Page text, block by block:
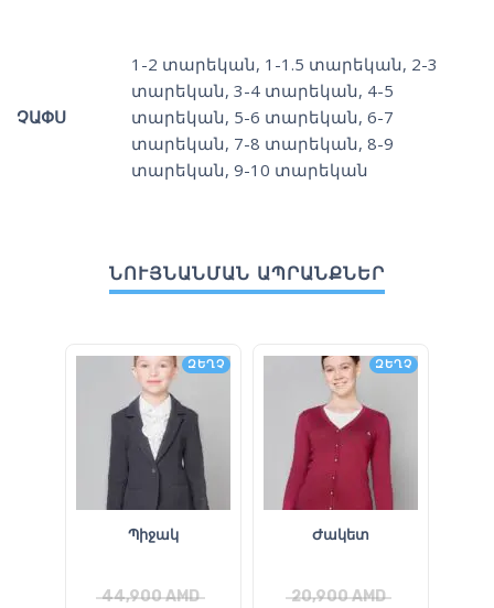
ՉԱՓՍ
1-2 տարեկան, 1-1.5 տարեկան, 2-3
տարեկան, 3-4 տարեկան, 4-5
տարեկան, 5-6 տարեկան, 6-7
տարեկան, 7-8 տարեկան, 8-9
տարեկան, 9-10 տարեկան
ՆՈՒՅՆԱՆՄԱՆ ԱՊՐԱՆՔՆԵՐ
ԶԵՂՉ
Պիջակ
44,900AMD
ԶԵՂՉ
Ժակետ
20,900AMD